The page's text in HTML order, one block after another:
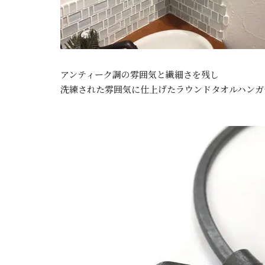
アンティーク調の雰囲気と繊細さを残し
洗練された雰囲気に仕上げたラウンドタオルハン